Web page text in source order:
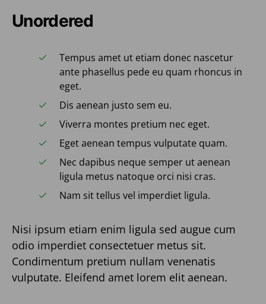
Unordered
Tempus amet ut etiam donec nascetur
ante phasellus pede eu quam rhoncus in
eget.
Dis aenean justo sem eu.
Viverra montes pretium nec eget.
Eget aenean tempus vulputate quam.
Nec dapibus neque semper ut aenean
ligula metus natoque orci nisi cras.
Nam sit tellus vel imperdiet ligula.
Nisi ipsum etiam enim ligula sed augue cum
odio imperdiet consectetuer metus sit.
Condimentum pretium nullam venenatis
vulputate. Eleifend amet lorem elit aenean.